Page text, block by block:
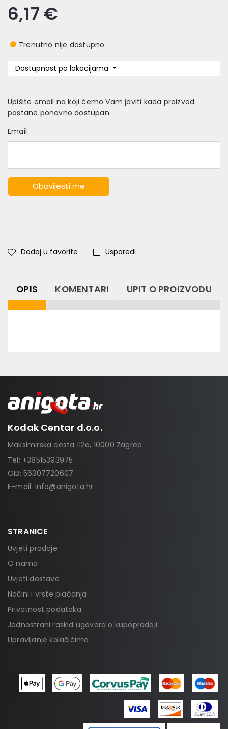
6,17 €
Trenutno nije dostupno
Dostupnost po lokacijama
Upišite email na koji ćemo Vam javiti kada proizvod
postane ponovno dostupan.
Email
Obavijesti me
Dodaj u favorite Usporedi
OPIS KOMENTARI UPIT O PROIZVODU
Kodak Centar d.o.o.
Maksimirska cesta 112a, 10000 Zagreb
Tel: +38515393975
OIB: 56307720607
E-mail: info@anigota.hr
STRANICE
Uvjeti prodaje
O nama
Uvjeti dostave
Načini i vrste plaćanja
Privatnost podataka
Jednostrani raskid ugovora o kupoprodaji
Upravljanje kolačićima